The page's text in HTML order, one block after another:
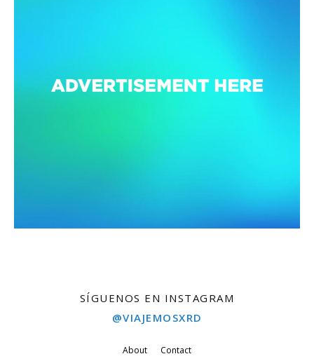
SÍGUENOS EN INSTAGRAM
@VIAJEMOSXRD
About Contact